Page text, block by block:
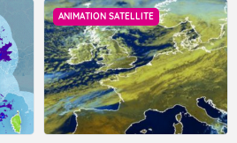
ANIMATION SATELLITE